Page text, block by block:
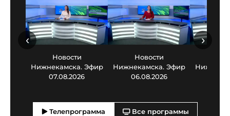
Новости
Нижнекамска. Эфир
07.08.2026
Новости
Нижнекамска. Эфир
06.08.2026
‹ ›
Телепрограмма Все программы